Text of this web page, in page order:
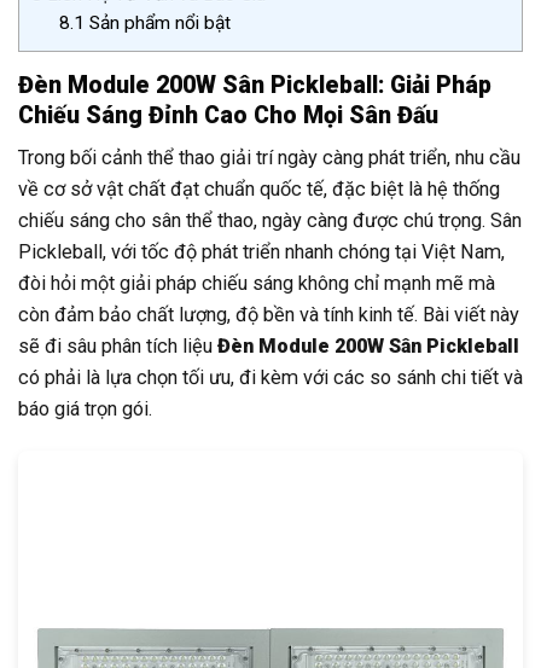
8.1 Sản phẩm nổi bật
Đèn Module 200W Sân Pickleball: Giải Pháp
Chiếu Sáng Đỉnh Cao Cho Mọi Sân Đấu
Trong bối cảnh thể thao giải trí ngày càng phát triển, nhu cầu
về cơ sở vật chất đạt chuẩn quốc tế, đặc biệt là hệ thống
chiếu sáng cho sân thể thao, ngày càng được chú trọng. Sân
Pickleball, với tốc độ phát triển nhanh chóng tại Việt Nam,
đòi hỏi một giải pháp chiếu sáng không chỉ mạnh mẽ mà
còn đảm bảo chất lượng, độ bền và tính kinh tế. Bài viết này
sẽ đi sâu phân tích liệu Đèn Module 200W Sân Pickleball
có phải là lựa chọn tối ưu, đi kèm với các so sánh chi tiết và
báo giá trọn gói.